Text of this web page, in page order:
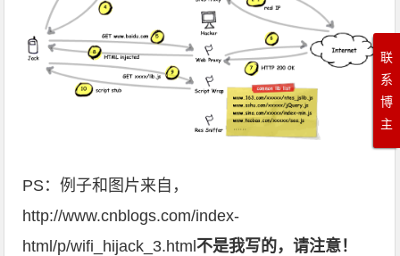
PS：例子和图片来自，
http://www.cnblogs.com/index-
html/p/wifi_hijack_3.html不是我写的，请注意！
联
系
博
主